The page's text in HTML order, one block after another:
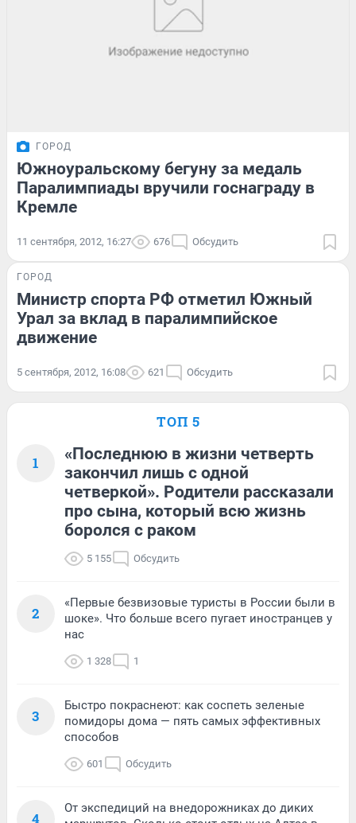
ГОРОД
Южноуральскому бегуну за медаль
Паралимпиады вручили госнаграду в
Кремле
11 сентября, 2012, 16:27 676 Обсудить
ГОРОД
Министр спорта РФ отметил Южный
Урал за вклад в паралимпийское
движение
5 сентября, 2012, 16:08 621 Обсудить
ТОП 5
1
«Последнюю в жизни четверть
закончил лишь с одной
четверкой». Родители рассказали
про сына, который всю жизнь
боролся с раком
5 155 Обсудить
2
«Первые безвизовые туристы в России были в
шоке». Что больше всего пугает иностранцев у
нас
1 328 1
3
Быстро покраснеют: как соспеть зеленые
помидоры дома — пять самых эффективных
способов
601 Обсудить
4
От экспедиций на внедорожниках до диких